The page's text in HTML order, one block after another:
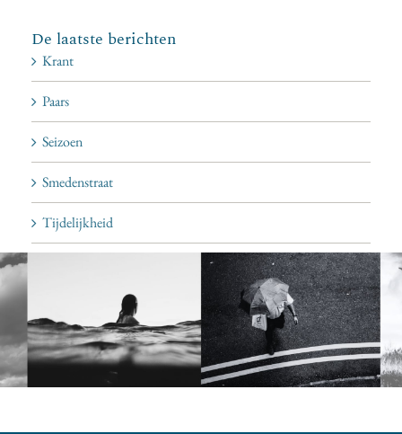
De laatste berichten
Krant
Paars
Seizoen
Smedenstraat
Tijdelijkheid